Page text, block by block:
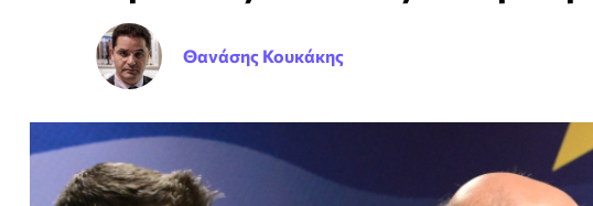
Θανάσης Κουκάκης